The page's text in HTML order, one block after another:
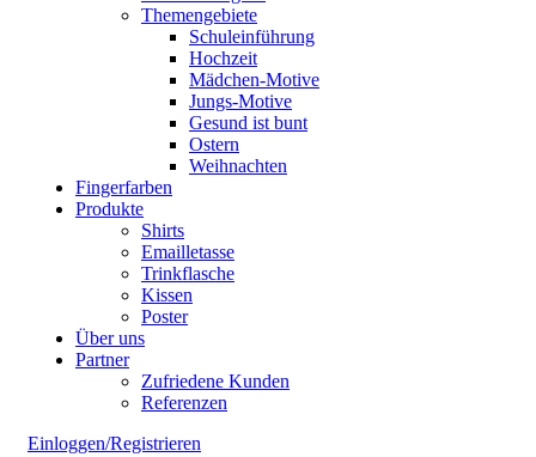
Themengebiete
Schuleinführung
Hochzeit
Mädchen-Motive
Jungs-Motive
Gesund ist bunt
Ostern
Weihnachten
Fingerfarben
Produkte
Shirts
Emailletasse
Trinkflasche
Kissen
Poster
Über uns
Partner
Zufriedene Kunden
Referenzen
Einloggen/Registrieren